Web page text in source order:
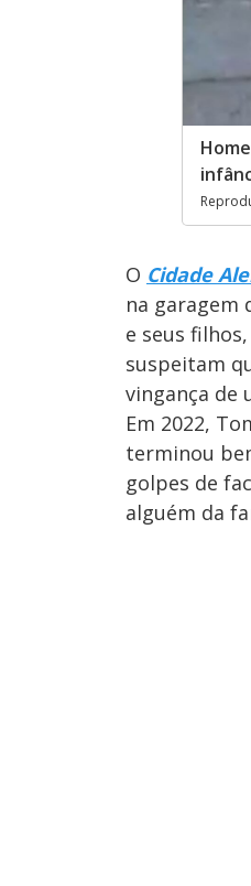
O Cidade
na garagem
e seus
suspeitam
vingança de
Em 2022,
terminou
golpes de
alguém da